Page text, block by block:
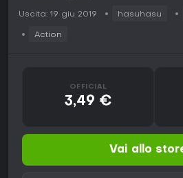
Uscita: 19 giu 2019 hasuhasu
Action
OFFICIAL
3,49 €
Vai allo